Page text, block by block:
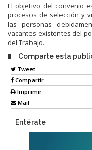
El objetivo del convenio
procesos de selección y
las personas
vacantes existentes del
del Trabajo.
Comparte esta
Tweet
Compartir
Imprimir
Mail
Entérate